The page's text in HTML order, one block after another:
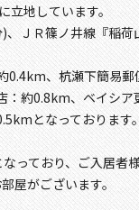
立地しています。
ＪＲ篠ノ井線『稲荷
0.4km、杭瀬下簡易
約0.8km、ベイシ
となっております
っており、ご入居者
屋がございます。